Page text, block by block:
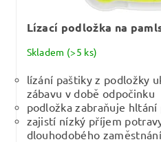
Lízací podložka na
Skladem (>5 ks)
lízání paštiky z podložky
zábavu v době odpočinku
podložka zabraňuje
zajistí nízký příjem
dlouhodobého